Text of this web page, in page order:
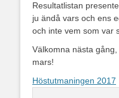
Resultatlistan
ju ändå vars och ens
och inte vem som var
Välkomna nästa
mars!
Höstutmaningen 2017